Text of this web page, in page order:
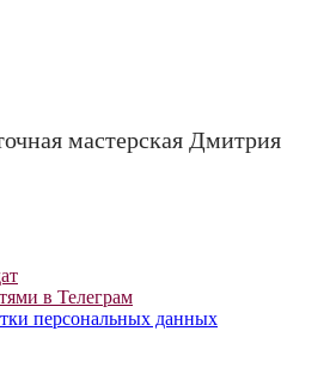
мастерская Дмитрия
в Телеграм
персональных данных